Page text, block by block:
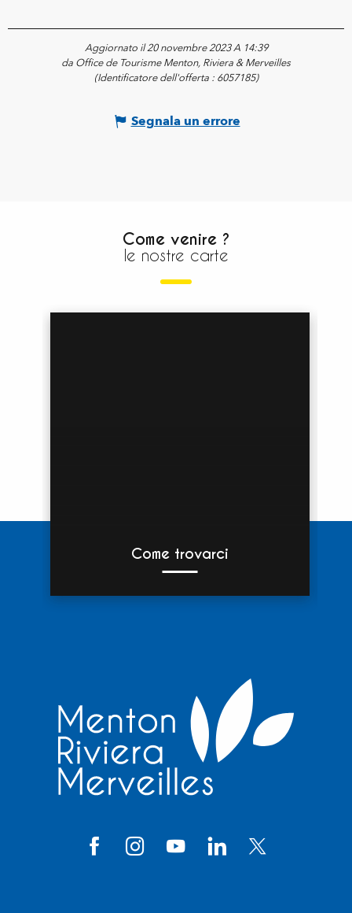
Aggiornato il 20 novembre 2023 A 14:39
da Office de Tourisme Menton, Riviera & Merveilles
(Identificatore dell'offerta : 6057185)
Segnala un errore
Come venire ?
le nostre carte
Come trovarci